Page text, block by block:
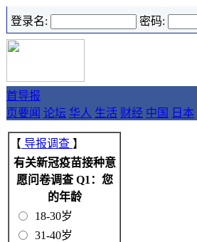
登录名: 密码:
首
页
导报
要闻 论坛 华人 生活 财经 中国 日本
【 导报调查 】
有关新冠疫苗接种意
愿问卷调查 Q1：您
的年龄
18-30岁
31-40岁